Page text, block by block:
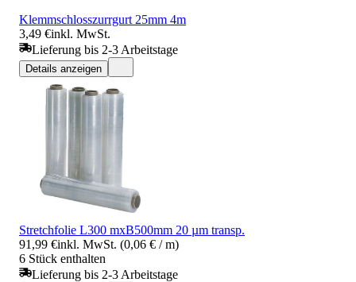
Klemmschlosszurrgurt 25mm 4m
3,49 €inkl. MwSt.
Lieferung bis 2-3 Arbeitstage
Details anzeigen
Stretchfolie L300 mxB500mm 20 µm transp.
91,99 €inkl. MwSt. (0,06 € / m)
6 Stück enthalten
Lieferung bis 2-3 Arbeitstage